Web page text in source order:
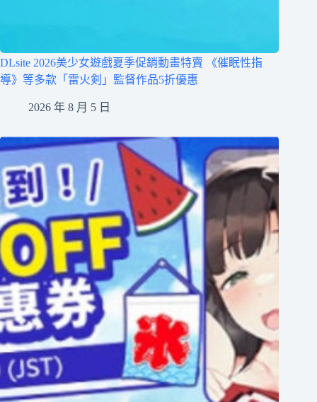
DLsite 2026美少女遊戲夏季促銷動畫特賣 《催眠性指
導》等多款「雷火剣」監督作品5折優惠
2026 年 8 月 5 日